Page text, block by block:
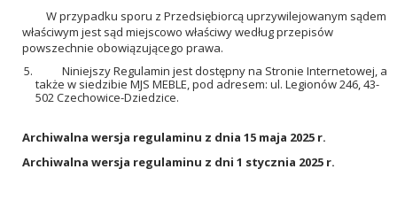
W przypadku sporu z Przedsiębiorcą uprzywilejowanym sądem
właściwym jest sąd miejscowo właściwy według przepisów
powszechnie obowiązującego prawa.
Niniejszy Regulamin jest dostępny na Stronie Internetowej, a
także w siedzibie MJS MEBLE, pod adresem: ul. Legionów 246, 43-
502 Czechowice-Dziedzice.
Archiwalna wersja regulaminu z dnia 15 maja 2025 r.
Archiwalna wersja regulaminu z dni 1 stycznia 2025 r.